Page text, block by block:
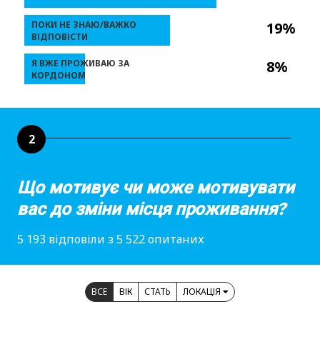
19%
8%
ПОКИ НЕ ЗНАЮ/ВАЖКО
ВІДПОВІСТИ
Я ВЖЕ ПРОЖИВАЮ ЗА
КОРДОНОМ
2
Що мотивує чи може мотивувати
вас до зміни місця проживання?
5 193 відповіли з 5 522 опитаних
ВСЕ ВІК СТАТЬ ЛОКАЦІЯ